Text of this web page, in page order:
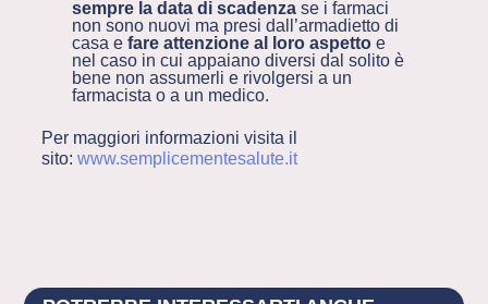
sempre la data di scadenzase i farmaci
non sono nuovi ma presi dall’armadietto di
casa e fare attenzione al loro aspettoe
nel caso in cui appaiano diversi dal solito è
bene non assumerli e rivolgersi a un
farmacista o a un medico.
Per maggiori informazioni visita il
sito: www.semplicementesalute.it